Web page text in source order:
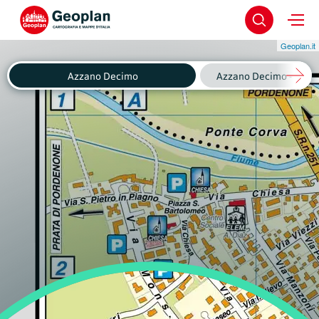
Geoplan.it
Azzano Decimo Azzano Decimo -